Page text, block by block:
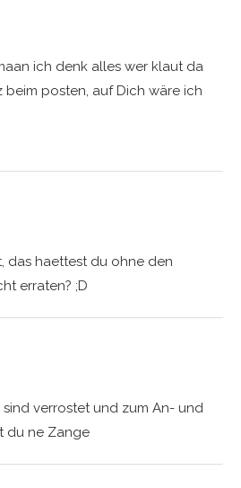
ich denk alles wer klaut da
beim posten, auf Dich wäre ich
das haettest du ohne den
erraten? ;D
verrostet und zum An- und
du ne Zange